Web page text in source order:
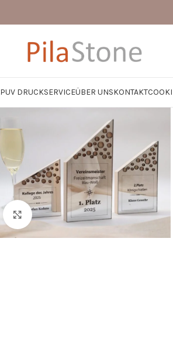
UV DRUCKSERVICEÜBER UNSKONTAKT
Zum Vergrößern klicken